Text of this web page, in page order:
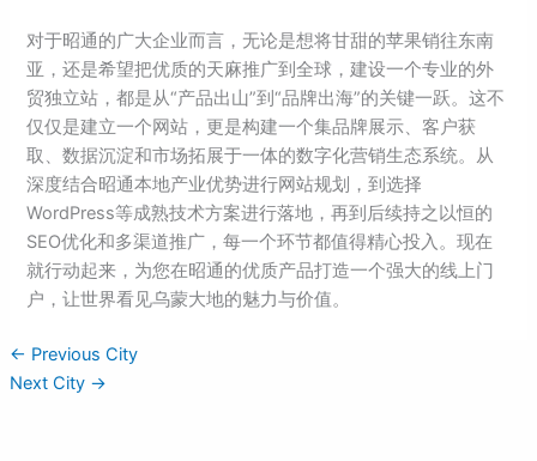
对于昭通的广大企业而言，无论是想将甘甜的苹果销往东南
亚，还是希望把优质的天麻推广到全球，建设一个专业的外
贸独立站，都是从“产品出山”到“品牌出海”的关键一跃。这不
仅仅是建立一个网站，更是构建一个集品牌展示、客户获
取、数据沉淀和市场拓展于一体的数字化营销生态系统。从
深度结合昭通本地产业优势进行网站规划，到选择
WordPress等成熟技术方案进行落地，再到后续持之以恒的
SEO优化和多渠道推广，每一个环节都值得精心投入。现在
就行动起来，为您在昭通的优质产品打造一个强大的线上门
户，让世界看见乌蒙大地的魅力与价值。
← Previous City
Next City →